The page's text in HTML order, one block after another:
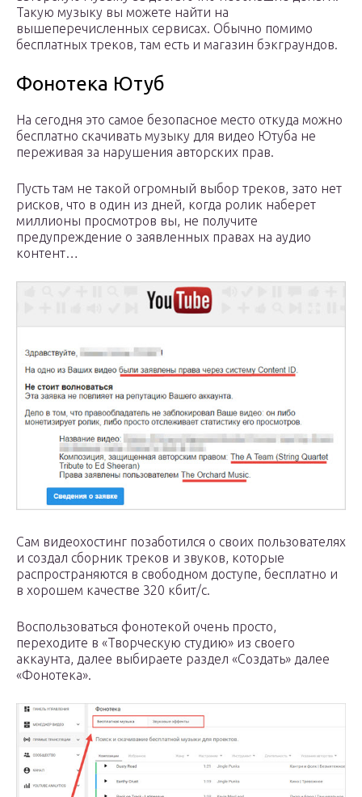
Такую музыку вы можете найти на
вышеперечисленных сервисах. Обычно помимо
бесплатных треков, там есть и магазин бэкграундов.
Фонотека Ютуб
На сегодня это самое безопасное место откуда можно
бесплатно скачивать музыку для видео Ютуба не
переживая за нарушения авторских прав.
Пусть там не такой огромный выбор треков, зато нет
рисков, что в один из дней, когда ролик наберет
миллионы просмотров вы, не получите
предупреждение о заявленных правах на аудио
контент…
Сам видеохостинг позаботился о своих пользователях
и создал сборник треков и звуков, которые
распространяются в свободном доступе, бесплатно и
в хорошем качестве 320 кбит/с.
Воспользоваться фонотекой очень просто,
переходите в «Творческую студию» из своего
аккаунта, далее выбираете раздел «Создать» далее
«Фонотека».